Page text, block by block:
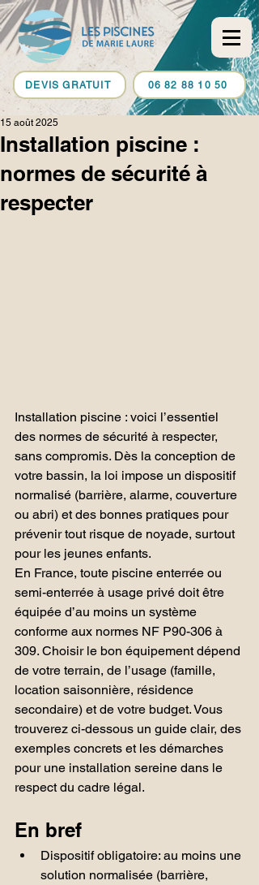
DEVIS GRATUIT 06 82 88 10 50
Installation piscine :
normes de sécurité à
respecter
15 août 2025
Installation piscine : voici l’essentiel
des normes de sécurité à respecter,
sans compromis. Dès la conception de
votre bassin, la loi impose un dispositif
normalisé (barrière, alarme, couverture
ou abri) et des bonnes pratiques pour
prévenir tout risque de noyade, surtout
pour les jeunes enfants.
En France, toute piscine enterrée ou
semi-enterrée à usage privé doit être
équipée d’au moins un système
conforme aux normes NF P90-306 à
309. Choisir le bon équipement dépend
de votre terrain, de l’usage (famille,
location saisonnière, résidence
secondaire) et de votre budget. Vous
trouverez ci-dessous un guide clair, des
exemples concrets et les démarches
pour une installation sereine dans le
respect du cadre légal.
En bref
Dispositif obligatoire: au moins une
solution normalisée (barrière,